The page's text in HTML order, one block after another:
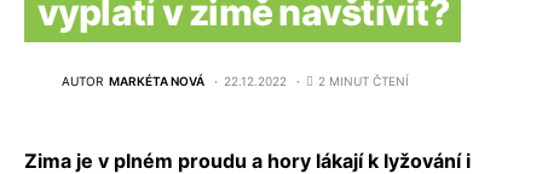
vyplatí v zimě navštívit?
AUTOR MARKÉTA NOVÁ 22.12.2022 2 MINUT ČTENÍ
Zima je v plném proudu a hory lákají k lyžování i